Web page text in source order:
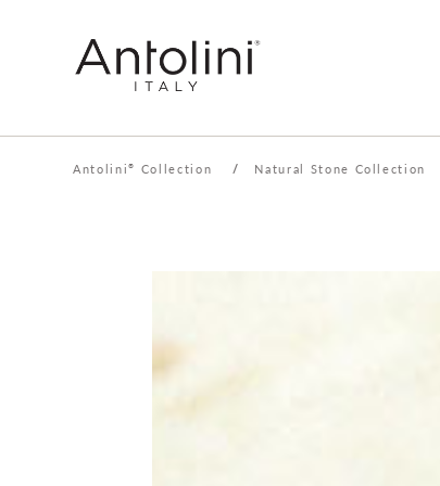
Antolini® Collection / Natural Stone Collection